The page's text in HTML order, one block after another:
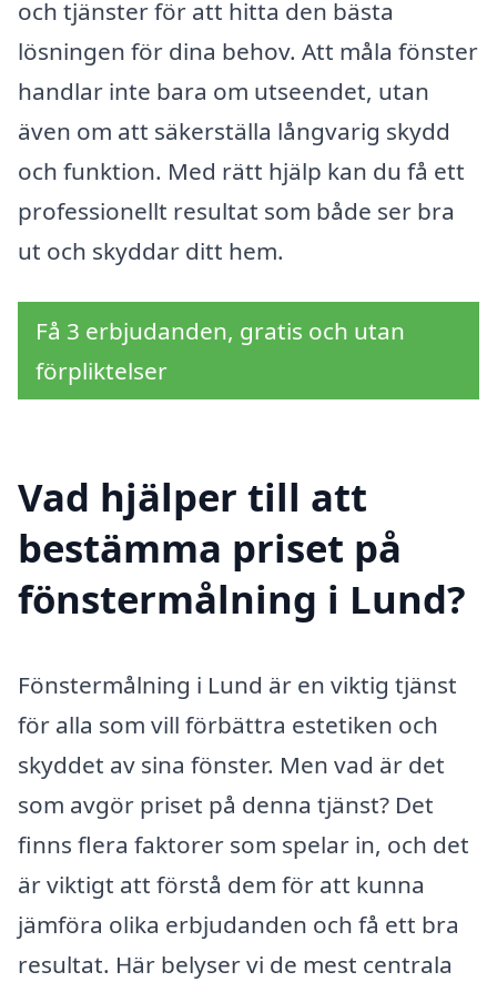
och tjänster för att hitta den bästa
lösningen för dina behov. Att måla fönster
handlar inte bara om utseendet, utan
även om att säkerställa långvarig skydd
och funktion. Med rätt hjälp kan du få ett
professionellt resultat som både ser bra
ut och skyddar ditt hem.
Få 3 erbjudanden, gratis och utan
förpliktelser
Vad hjälper till att
bestämma priset på
fönstermålning i Lund?
Fönstermålning i Lund är en viktig tjänst
för alla som vill förbättra estetiken och
skyddet av sina fönster. Men vad är det
som avgör priset på denna tjänst? Det
finns flera faktorer som spelar in, och det
är viktigt att förstå dem för att kunna
jämföra olika erbjudanden och få ett bra
resultat. Här belyser vi de mest centrala